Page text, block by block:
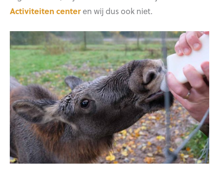
Activiteiten centeren wij dus ook niet.